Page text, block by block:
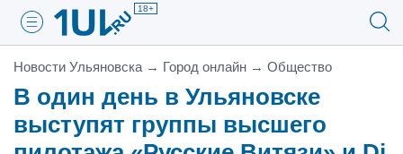
18+
Новости Ульяновска → Город онлайн → Общество
В один день в Ульяновске
выступят группы высшего